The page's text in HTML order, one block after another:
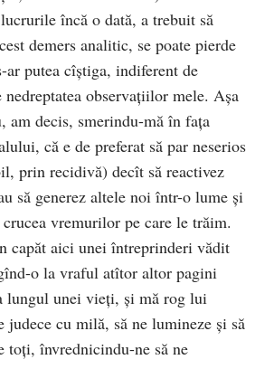
încă o dată, a trebuit să
demers analitic, se poate pierde
putea cîștiga, indiferent de
nedreptatea observațiilor mele. Așa
am decis, smerindu-mă în fața
că e de preferat să par neserios
prin recidivă) decît să reactivez
să generez altele noi într-o lume și
crucea vremurilor pe care le trăim.
capăt aici unei întreprinderi vădit
o la vraful atîtor altor pagini
lungul unei vieți, și mă rog lui
judece cu milă, să ne lumineze și să
toți, învrednicindu-ne să ne